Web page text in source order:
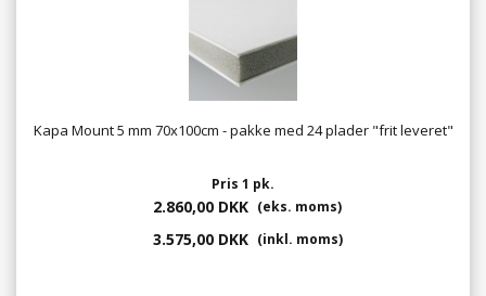
Kapa Mount 5 mm 70x100cm - pakke med 24 plader "frit leveret"
Pris 1 pk.
2.860,00 DKK (eks. moms)
3.575,00 DKK (inkl. moms)